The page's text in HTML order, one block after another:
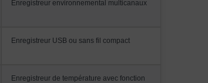
Enregistreur environnemental multicanaux
Enregistreur USB ou sans fil compact
Enregistreur de température avec fonction